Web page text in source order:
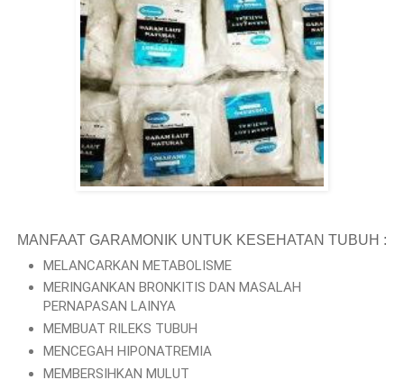
MANFAAT GARAMONIK UNTUK KESEHATAN TUBUH :
MELANCARKAN METABOLISME
MERINGANKAN BRONKITIS DAN MASALAH
PERNAPASAN LAINYA
MEMBUAT RILEKS TUBUH
MENCEGAH HIPONATREMIA
MEMBERSIHKAN MULUT